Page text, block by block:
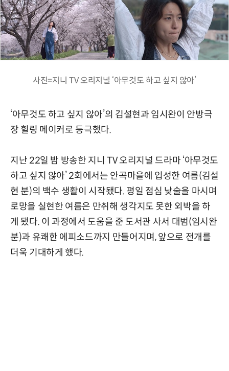
사진=지니 TV 오리지널 ‘아무것도 하고 싶지 않아’
‘아무것도 하고 싶지 않아’의 김설현과 임시완이 안방극
장 힐링 메이커로 등극했다.
지난 22일 밤 방송한 지니 TV 오리지널 드라마 ‘아무것도
하고 싶지 않아’ 2회에서는 안곡마을에 입성한 여름(김설
현 분)의 백수 생활이 시작됐다. 평일 점심 낮술을 마시며
로망을 실현한 여름은 만취해 생각지도 못한 외박을 하
게 됐다. 이 과정에서 도움을 준 도서관 사서 대범(임시완
분)과 유쾌한 에피소드까지 만들어지며, 앞으로 전개를
더욱 기대하게 했다.